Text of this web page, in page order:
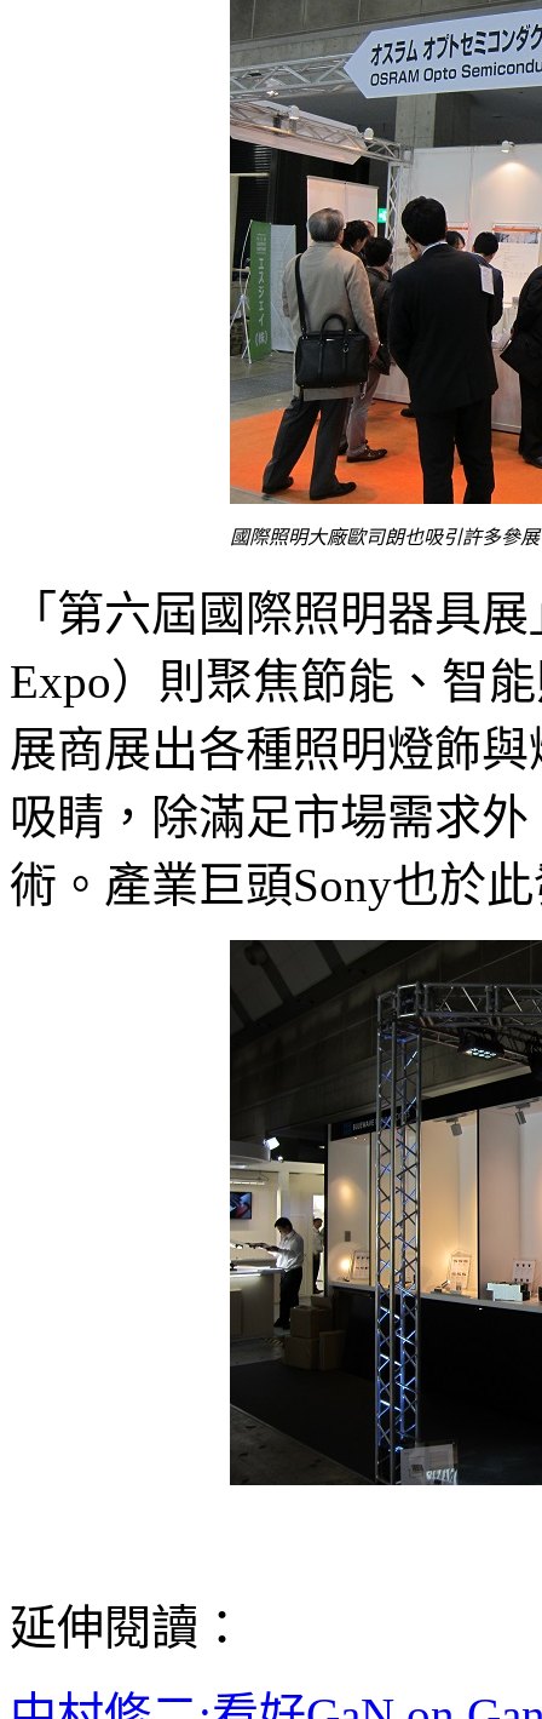
國際照明大廠歐司朗也吸引許多參
「第六屆國際照明器具
Expo）則聚焦節能、智
展商展出各種照明燈飾
吸睛，除滿足市場需求
術。產業巨頭Sony也於
延伸閱讀：